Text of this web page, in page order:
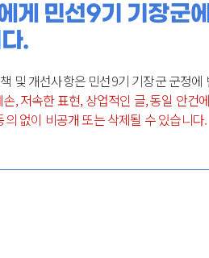
게 민선9기 기장군
.
및 개선사항은 민선9기 기장군 군정
, 저속한 표현, 상업적인 글, 동일 안건
없이 비공개 또는 삭제될 수 있습니다.